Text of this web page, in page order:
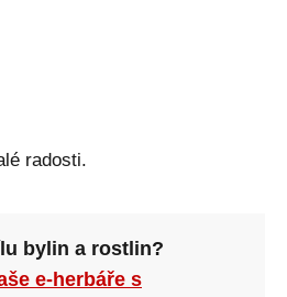
radosti.
bylin a rostlin?
e-herbáře s